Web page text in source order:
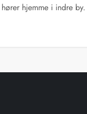
hjemme i indre